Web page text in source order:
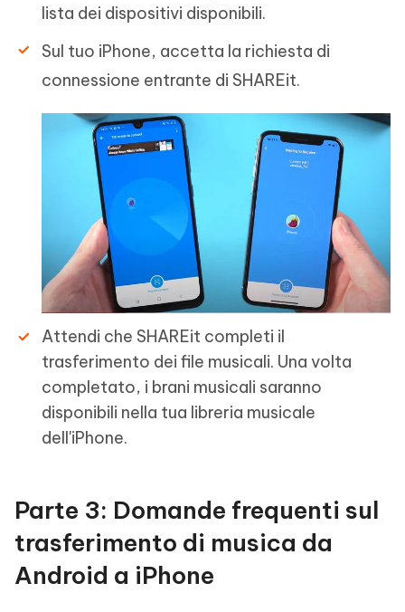
lista dei dispositivi disponibili.
Sul tuo iPhone, accetta la richiesta di
connessione entrante di SHAREit.
Attendi che SHAREit completi il
trasferimento dei file musicali. Una volta
completato, i brani musicali saranno
disponibili nella tua libreria musicale
dell'iPhone.
Parte 3: Domande frequenti sul
trasferimento di musica da
Android a iPhone